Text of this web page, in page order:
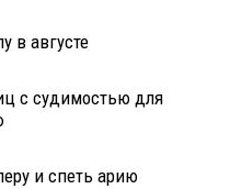
в августе
с судимостью для
и спеть арию